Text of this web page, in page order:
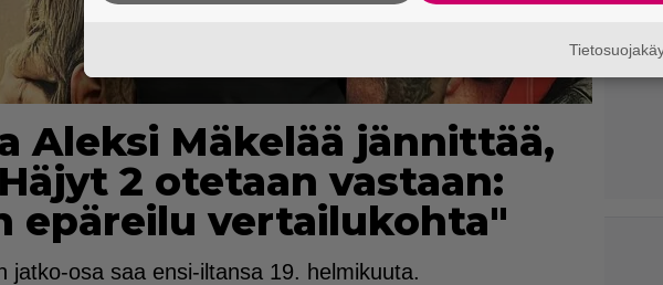
Aleksi Mäkelää jännittää,
2 otetaan vastaan:
epäreilu vertailukohta"
jatko-osa saa ensi-iltansa 19. helmikuuta.